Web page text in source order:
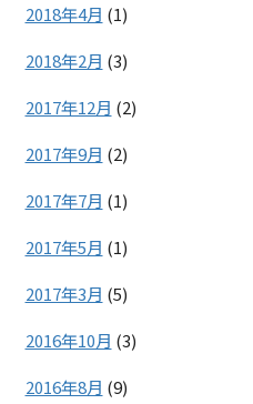
2018年4月 (1)
2018年2月 (3)
2017年12月 (2)
2017年9月 (2)
2017年7月 (1)
2017年5月 (1)
2017年3月 (5)
2016年10月 (3)
2016年8月 (9)